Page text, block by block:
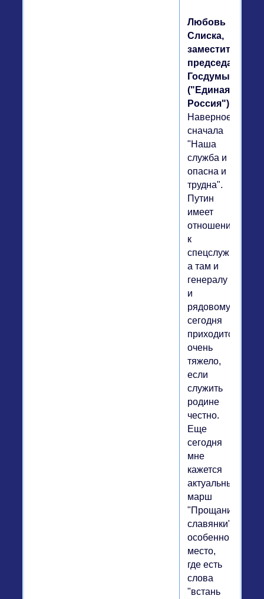
Любовь
Слиска,
заместитель
председателя
Госдумы
("Единая
Россия").
Наверное,
сначала
"Наша
служба и
опасна и
трудна".
Путин
имеет
отношение
к
спецслужбам,
а там и
генералу
и
рядовому
сегодня
приходится
очень
тяжело,
если
служить
родине
честно.
Еще
сегодня
мне
кажется
актуальным
марш
"Прощание
славянки",
особенно
место,
где есть
слова
"встань